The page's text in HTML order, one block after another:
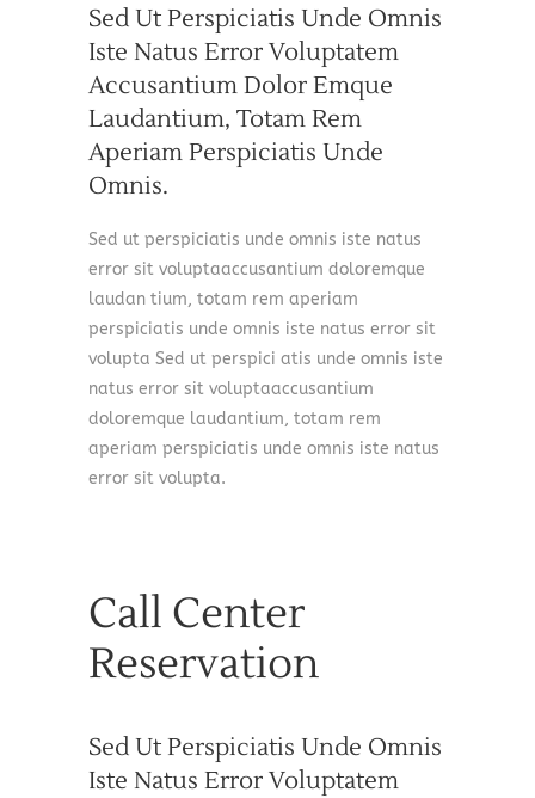
Sed Ut Perspiciatis Unde Omnis
Iste Natus Error Voluptatem
Accusantium Dolor Emque
Laudantium, Totam Rem
Aperiam Perspiciatis Unde
Omnis.
Sed ut perspiciatis unde omnis iste natus
error sit voluptaaccusantium doloremque
laudan tium, totam rem aperiam
perspiciatis unde omnis iste natus error sit
volupta Sed ut perspici atis unde omnis iste
natus error sit voluptaaccusantium
doloremque laudantium, totam rem
aperiam perspiciatis unde omnis iste natus
error sit volupta.
Call Center
Reservation
Sed Ut Perspiciatis Unde Omnis
Iste Natus Error Voluptatem